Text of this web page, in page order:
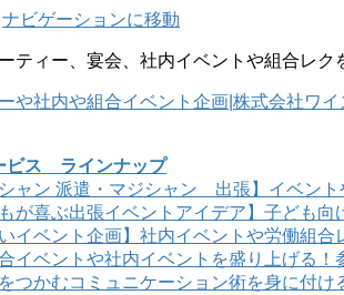
ナビゲーションに移動
ティー、宴会、社内イベントや組合レ
や社内や組合イベント企画|株式会社ワ
ビス ラインナップ
シャン 派遣・マジシャン 出張】イベン
もが喜ぶ出張イベントアイデア】子ども
いイベント企画】社内イベントや労働組
イベントや社内イベントを盛り上げる
つかむコミュニケーション術を身に付け